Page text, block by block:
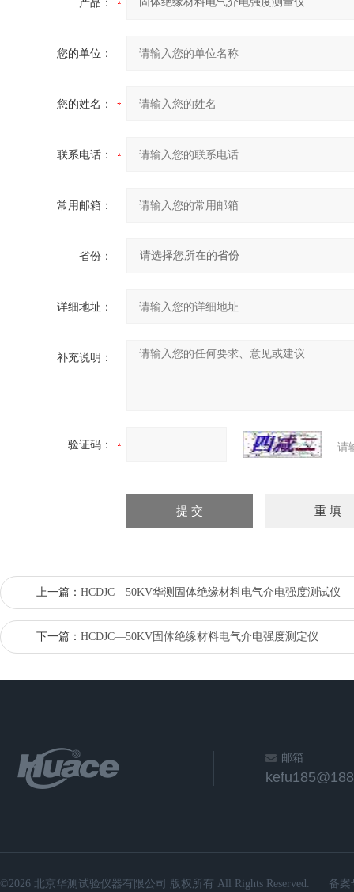
您的单位：
您的姓名：
联系电话：
常用邮箱：
省份：
详细地址：
补充说明：
验证码： 请
上一篇： HCDJC—50KV华测固体绝缘材料电气介电强度测试仪
下一篇： HCDJC—50KV固体绝缘材料电气介电强度测定仪
邮箱
©2026 北京华测试验仪器有限公司 版权所有 All Rights Reserved. 备案